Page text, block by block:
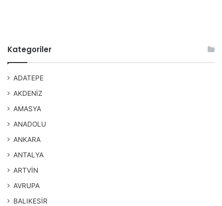
Kategoriler
ADATEPE
AKDENİZ
AMASYA
ANADOLU
ANKARA
ANTALYA
ARTVİN
AVRUPA
BALIKESİR